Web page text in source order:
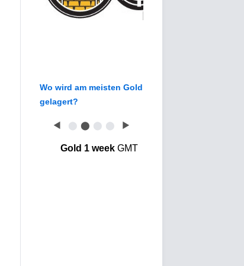
Wo wird am meisten Gold
gelagert?
◀ ⬤ ⬤ ⬤ ⬤ ▶
Gold 1 weekGMT